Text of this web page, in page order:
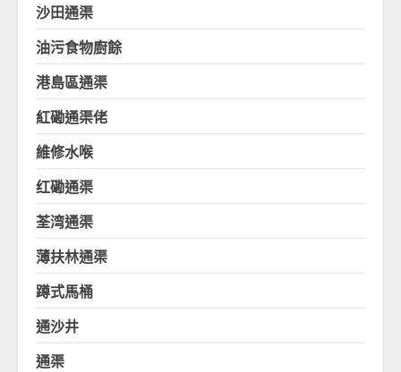
沙田通渠
油污食物廚餘
港島區通渠
紅磡通渠佬
維修水喉
红磡通渠
荃湾通渠
薄扶林通渠
蹲式馬桶
通沙井
通渠